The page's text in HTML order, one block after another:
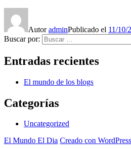
AutoradminPublicado el 11/10/
Buscar por:
Entradas recientes
El mundo de los blogs
Categorías
Uncategorized
El Mundo El Dia Creado con WordPress